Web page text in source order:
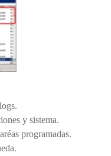
y sistema.
programadas.